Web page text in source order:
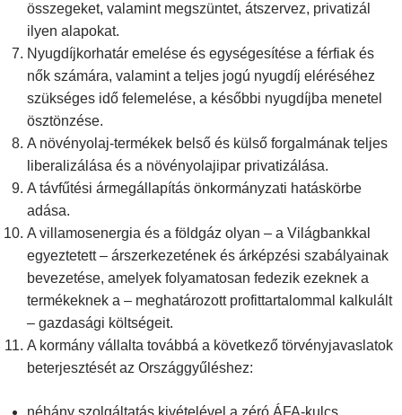
összegeket, valamint megszüntet, átszervez, privatizál
ilyen alapokat.
Nyugdíjkorhatár emelése és egységesítése a férfiak és
nők számára, valamint a teljes jogú nyugdíj eléréséhez
szükséges idő felemelése, a későbbi nyugdíjba menetel
ösztönzése.
A növényolaj-termékek belső és külső forgalmának teljes
liberalizálása és a növényolajipar privatizálása.
A távfűtési ármegállapítás önkormányzati hatáskörbe
adása.
A villamosenergia és a földgáz olyan – a Világbankkal
egyeztetett – árszerkezetének és árképzési szabályainak
bevezetése, amelyek folyamatosan fedezik ezeknek a
termékeknek a – meghatározott profittartalommal kalkulált
– gazdasági költségeit.
A kormány vállalta továbbá a következő törvényjavaslatok
beterjesztését az Országgyűléshez: